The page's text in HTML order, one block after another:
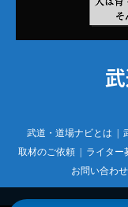
武道・道場ナビとは
取材のご依頼
ライター
お問い合わせ